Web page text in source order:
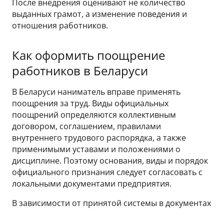
После внедрения оценивают не количество
выданных грамот, а изменение поведения и
отношения работников.
Как оформить поощрение
работников в Беларуси
В Беларуси наниматель вправе применять
поощрения за труд. Виды официальных
поощрений определяются коллективным
договором, соглашением, правилами
внутреннего трудового распорядка, а также
применимыми уставами и положениями о
дисциплине. Поэтому основания, виды и порядок
официального признания следует согласовать с
локальными документами предприятия.
В зависимости от принятой системы в документах